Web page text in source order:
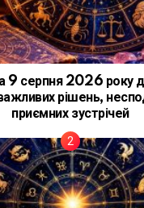
9 серпня 2026 року
рішень,
приємних зустрічей